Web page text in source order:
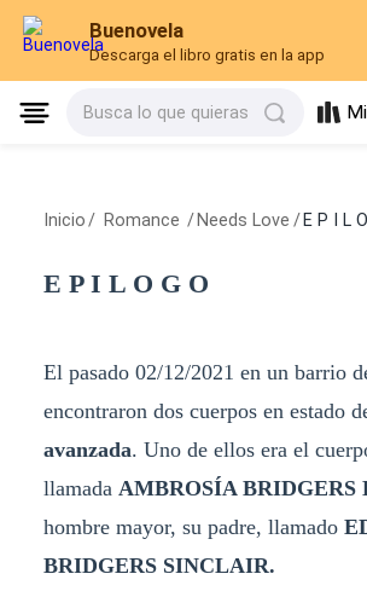
Buenovela
Descarga el libro gratis en la app
Busca lo que quieras
Inicio / Romance / Needs Love / E P I L
E P I L O G O
El pasado 02/12/2021 en un barrio
encontraron dos cuerpos en estado
avanzada. Uno de ellos era el
llamada AMBROSÍA BRIDGERS
hombre mayor, su padre, llamado
BRIDGERS SINCLAIR.